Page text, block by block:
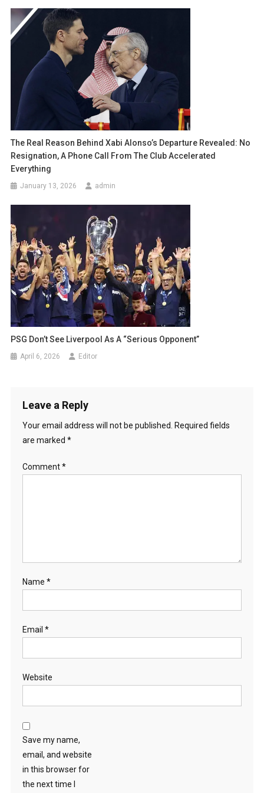
The Real Reason Behind Xabi Alonso’s Departure Revealed: No
Resignation, A Phone Call From The Club Accelerated
Everything
January 13, 2026 admin
PSG Don’t See Liverpool As A “Serious Opponent”
April 6, 2026 Editor
Leave a Reply
Your email address will not be published.
Required fields
are marked *
Comment*
Name *
Email *
Website
Save my name,
email, and website
in this browser for
the next time I